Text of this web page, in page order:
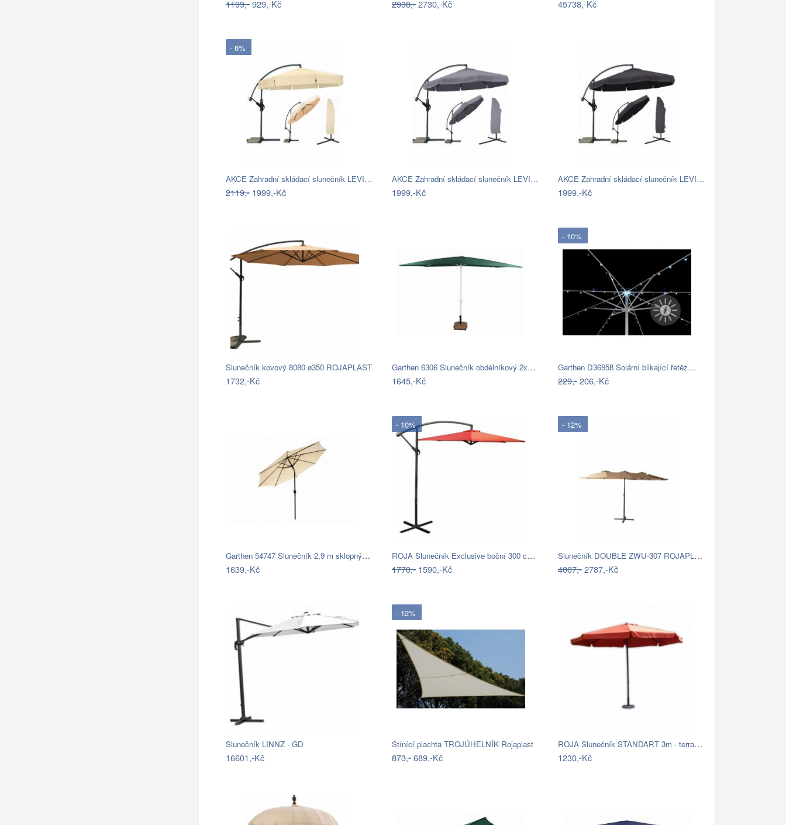
1199,-929,-Kč 2938,-2730,-Kč 45738,-Kč
- 6%
AKCE Zahradní skládací slunečník LEVI…
2119,- 1999,-Kč
AKCE Zahradní skládací slunečník LEVI…
1999,-Kč
AKCE Zahradní skládací slunečník LEVI…
1999,-Kč
Slunečník kovový 8080 ø350 ROJAPLAST
1732,-Kč
Garthen 6306 Slunečník obdélníkový 2x3…
1645,-Kč
- 10%
Garthen D36958 Solární blikající řetěz…
229,-206,-Kč
Garthen 54747 Slunečník 2,9 m sklopný -…
1639,-Kč
- 10%
ROJA Slunečník Exclusive boční 300 cm -…
1770,- 1590,-Kč
- 12%
Slunečník DOUBLE ZWU-307 ROJAPLAST
4007,-2787,-Kč
Slunečník LINNZ - GD
16601,-Kč
- 12%
Stínící plachta TROJÚHELNÍK Rojaplast
873,-689,-Kč
ROJA Slunečník STANDART 3m - terracota
1230,-Kč